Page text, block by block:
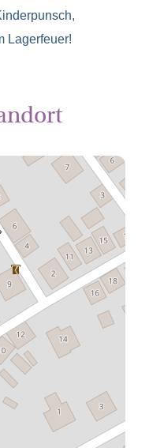
Lagerfeuer!